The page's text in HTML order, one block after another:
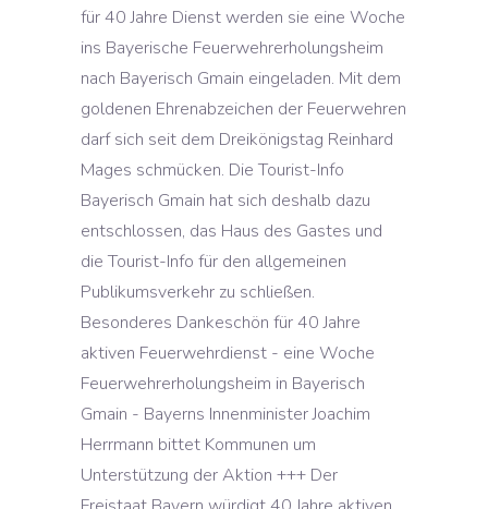
für 40 Jahre Dienst werden sie eine Woche
ins Bayerische Feuerwehrerholungsheim
nach Bayerisch Gmain eingeladen. Mit dem
goldenen Ehrenabzeichen der Feuerwehren
darf sich seit dem Dreikönigstag Reinhard
Mages schmücken. Die Tourist-Info
Bayerisch Gmain hat sich deshalb dazu
entschlossen, das Haus des Gastes und
die Tourist-Info für den allgemeinen
Publikumsverkehr zu schließen.
Besonderes Dankeschön für 40 Jahre
aktiven Feuerwehrdienst - eine Woche
Feuerwehrerholungsheim in Bayerisch
Gmain - Bayerns Innenminister Joachim
Herrmann bittet Kommunen um
Unterstützung der Aktion +++ Der